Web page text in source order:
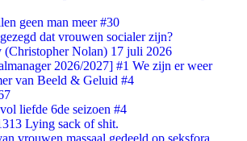
geen man meer #30
dat vrouwen socialer zijn?
(Christopher Nolan) 17 juli 2026
2026/2027] #1 We zijn er weer
van Beeld & Geluid #4
liefde 6de seizoen #4
Lying sack of shit.
vrouwen massaal gedeeld op seksfora